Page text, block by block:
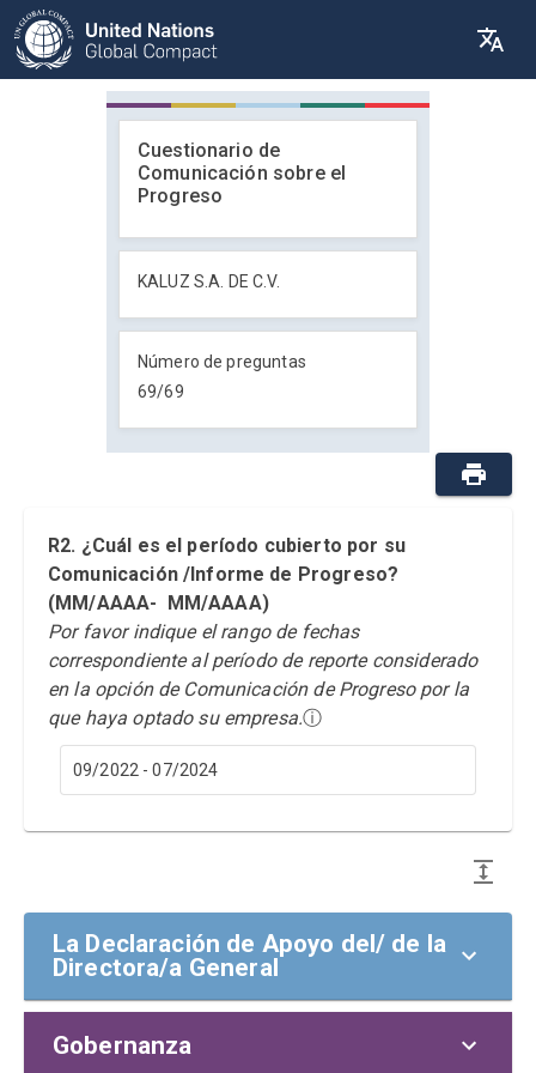
Cuestionario de
Comunicación sobre el
Progreso
KALUZ S.A. DE C.V.
Número de preguntas
69/69
R2. ¿Cuál es el período cubierto por su
Comunicación /Informe de Progreso?
(MM/AAAA- MM/AAAA)
Por favor indique el rango de fechas
correspondiente al período de reporte considerado
en la opción de Comunicación de Progreso por la
que haya optado su empresa.ⓘ
09/2022 - 07/2024
La Declaración de Apoyo del/ de la
Directora/a General
la Declaración de apoyo del/ de la
Gobernanza